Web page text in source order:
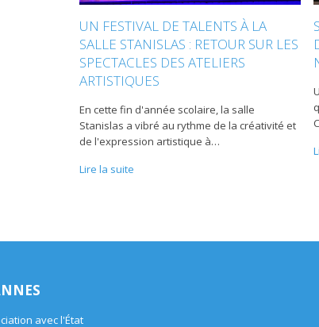
UN FESTIVAL DE TALENTS À LA
SALLE STANISLAS : RETOUR SUR LES
SPECTACLES DES ATELIERS
ARTISTIQUES
En cette fin d'année scolaire, la salle
Stanislas a vibré au rythme de la créativité et
de l'expression artistique à…
Lire la suite
avec l'État